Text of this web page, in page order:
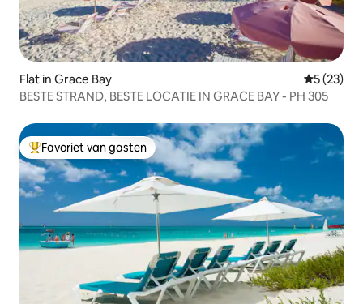
Flat in Grace Bay
5 (23)
BESTE STRAND, BESTE LOCATIE IN GRACE BAY - PH 305
Topfavoriet van gasten
Favoriet van gasten